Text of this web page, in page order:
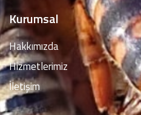
Kurumsal
Hakkımızda
Hizmetlerimiz
İletişim